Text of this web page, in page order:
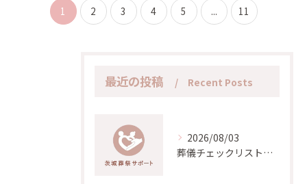
1 2 3 4 5 ... 11
最近の投稿 Recent Posts
2026/08/03
葬儀チェックリストと茨城県湊中央で安心して準備を進めるためのポイント